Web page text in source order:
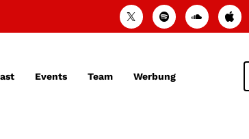
Events Team Werbung